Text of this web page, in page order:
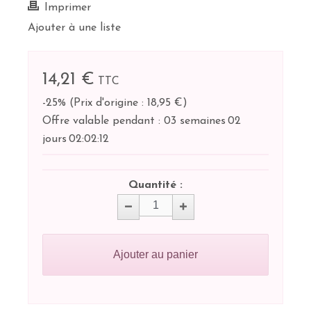
Imprimer
Ajouter à une liste
14,21 €
TTC
-25% ( Prix d'origine : 18,95 €)
Offre valable pendant : 03 semaines 02
jours 02:02:12
Quantité :
Ajouter au panier